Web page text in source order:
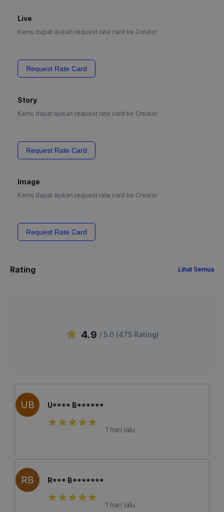
Live
Kamu dapat ajukan request rate card ke Creator
Request Rate Card
Story
Kamu dapat ajukan request rate card ke Creator
Request Rate Card
Image
Kamu dapat ajukan request rate card ke Creator
Request Rate Card
Rating Lihat Semua
4.9 / 5.0 (475 Rating)
UB U**** B******
1 hari lalu
RB R*** B*******
1 hari lalu